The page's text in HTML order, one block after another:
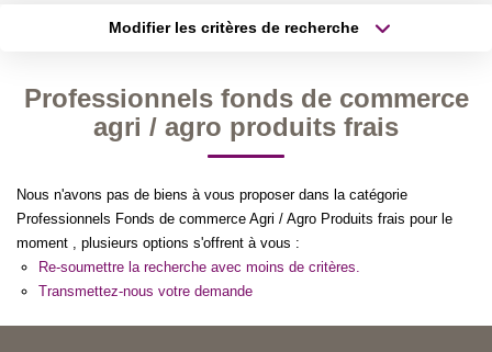
Gescofim – Finorgest Paris
Gescofim - Finorgest Aulnay
Nous Rejoindre
NOS MÉTIERS
Nos Métiers
Nos Lettres Trimestrielles
Modifier les critères de recherche
Sélectionnez...
Type de bien
Surface min
Créer une alerte
Professionnels fonds de commerce
agri / agro produits frais
Nous n'avons pas de biens à vous proposer dans la catégorie
Professionnels Fonds de commerce Agri / Agro Produits frais pour le
moment , plusieurs options s'offrent à vous :
Re-soumettre la recherche avec moins de critères.
Transmettez-nous votre demande